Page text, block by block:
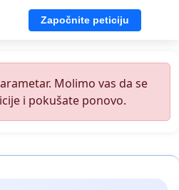
Započnite peticiju
Molimo vas da se
i pokušate ponovo.